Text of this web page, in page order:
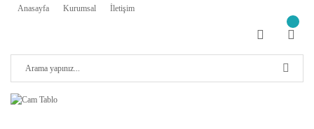
Anasayfa Kurumsal İletişim